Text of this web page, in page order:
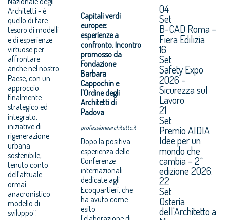
Architetti - è
quello di fare
tesoro di modelli
e di esperienze
virtuose per
affrontare
anche nel nostro
Paese, con un
approccio
finalmente
strategico ed
integrato,
iniziative di
rigenerazione
urbana
sostenibile,
tenuto conto
dell’attuale
ormai
anacronistico
modello di
sviluppo”.
Capitali verdi
europee:
esperienze a
confronto. Incontro
promosso da
Fondazione
Barbara
Cappochin e
l'Ordine degli
Architetti di
Padova
professionearchitetto.it
Dopo la positiva
esperienza delle
Conferenze
internazionali
dedicate agli
Ecoquartieri, che
ha avuto come
esito
04
Set
B-CAD Roma –
Fiera Edilizia
16
Set
Safety Expo
2026 -
Sicurezza sul
Lavoro
21
Set
Premio AIDIA
Idee per un
mondo che
cambia – 2^
edizione 2026.
22
Set
Osteria
dell'Architetto a